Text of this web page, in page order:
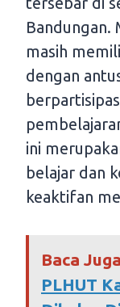
Bandungan.
masih
dengan
ini
belajar dan
keaktifan
Baca
PLHUT